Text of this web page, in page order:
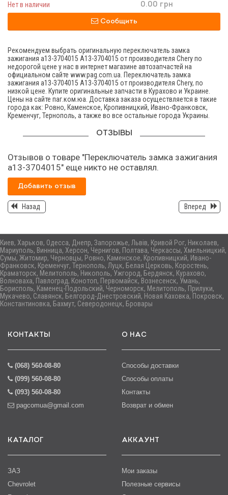
Нет в наличии
0.00 грн
Сообщить
Рекомендуем выбрать оригинальную переключатель замка
зажигания а13-3704015 A13-3704015 от производителя Chery по
недорогой цене у нас в интернет магазине автозапчастей на
официальном сайте www.pag.com.ua. Переключатель замка
зажигания а13-3704015 A13-3704015 от производителя Chery, по
низкой цене. Купите оригинальные запчасти в Курахово и Украине.
Цены на сайте паг.ком.юа. Доставка заказа осуществляется в такие
города как: Ровно, Каменское, Кропивницкий, Ивано-Франковск,
Кременчуг, Тернополь, а также во все остальные города Украины.
ОТЗЫВЫ
Отзывов о товаре "Переключатель замка зажигания
а13-3704015" еще никто не оставлял.
Добавить отзыв
Назад Вперед
Киев, Харьков, Одесса, Днепр, Запорожье, Львів, Кривой Рог, Николаев,
Мариуполь, Винница, Херсон, Чернигов, Полтава, Черкассы, Хмельницкий,
Сумы, Житомир, Черновцы, Ровно, Каменское, Кропивницкий, Ивано-
Франковск, Кременчуг, Тернополь, Луцк, Белая Церковь, Коростень,
Краматорск, Мелитополь, Никополь, Ужгород, Бердянск, Курахово,
Волноваха, Павлоград, Конотоп, Первомайск, Вознесенск, Умань,
Борисполь, Каменец-Подольский, Черноморск, Мелитополь, Прилуки,
Мукачево, Славянск, Белгород-Днестровский, Новая Каховка, Покровск,
Константиновка, Бахмут, Северодонецк, Бровары
КОНТАКТЫ
(068) 560-08-80
(099) 560-08-80
(093) 560-08-80
pagcomua@gmail.com
О НАС
Способы доставки
Способы оплаты
Контакты
Возврат и обмен
КАТАЛОГ
ЗАЗ
Chevrolet
АККАУНТ
Мои заказы
Полезные сервисы